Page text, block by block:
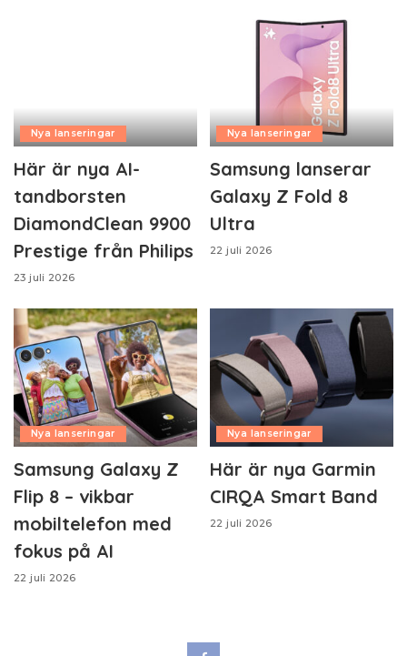
Nya lanseringar
Här är nya AI-
tandborsten
DiamondClean 9900
Prestige från Philips
23 juli 2026
Nya lanseringar
Samsung lanserar
Galaxy Z Fold 8
Ultra
22 juli 2026
Nya lanseringar
Samsung Galaxy Z
Flip 8 – vikbar
mobiltelefon med
fokus på AI
22 juli 2026
Nya lanseringar
Här är nya Garmin
CIRQA Smart Band
22 juli 2026